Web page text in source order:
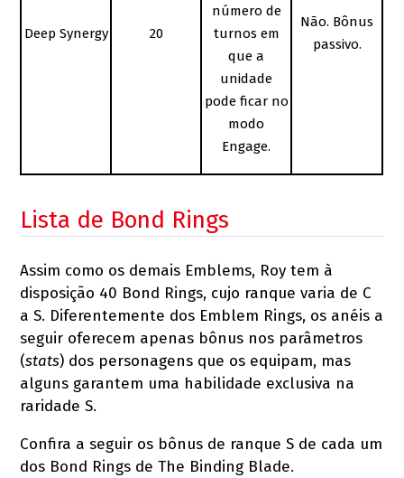
Deep Synergy 20
número de
turnos em
que a
unidade
pode ficar no
modo
Engage.
Não. Bônus
passivo.
Lista de Bond Rings
Assim como os demais Emblems, Roy tem à
disposição 40 Bond Rings, cujo ranque varia de C
a S. Diferentemente dos Emblem Rings, os anéis a
seguir oferecem apenas bônus nos parâmetros
(stats) dos personagens que os equipam, mas
alguns garantem uma habilidade exclusiva na
raridade S.
Confira a seguir os bônus de ranque S de cada um
dos Bond Rings de The Binding Blade.